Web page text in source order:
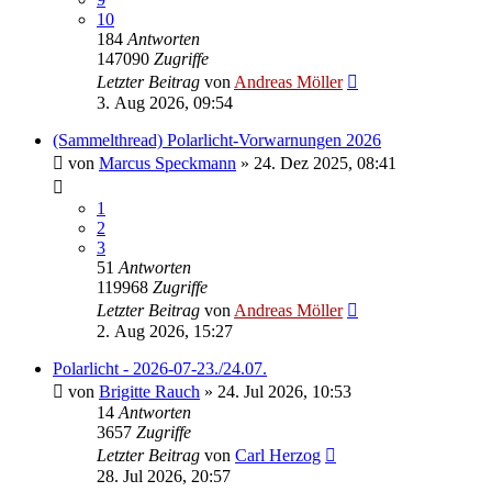
10
184 Antworten
147090 Zugriffe
Letzter Beitrag von Andreas Möller
3. Aug 2026, 09:54
(Sammelthread) Polarlicht-Vorwarnungen 2026
von Marcus Speckmann » 24. Dez 2025, 08:41
1
2
3
51 Antworten
119968 Zugriffe
Letzter Beitrag von Andreas Möller
2. Aug 2026, 15:27
Polarlicht - 2026-07-23./24.07.
von Brigitte Rauch » 24. Jul 2026, 10:53
14 Antworten
3657 Zugriffe
Letzter Beitrag von Carl Herzog
28. Jul 2026, 20:57